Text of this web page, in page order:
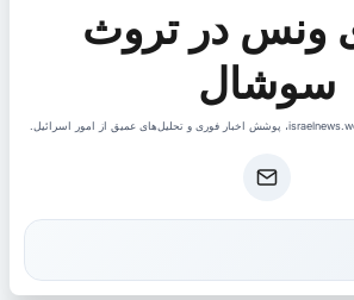
ونس در تروث
سوشال